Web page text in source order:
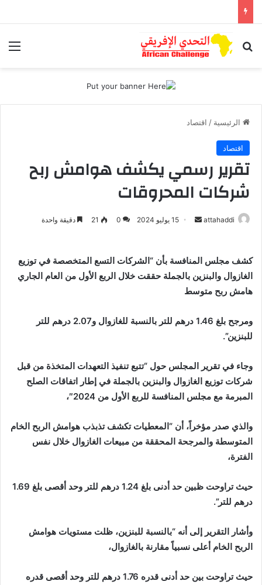
بحث عن
الرئيسية / اقتصاد
اقتصاد
تقرير رسمي يكشف هوامش ربح
شركات المحروقات
attahaddi
أرسل 15 يوليو 2024 0
21 دقيقة واحدة
كشف مجلس المنافسة بأن “الشركات التسع المتخصصة في توزيع
الغازوال والبنزين بالجملة حققت خلال الربع الأول من العام الجاري
هامش ربح متوسط
ومرجح بلغ 1.46 درهم للتر بالنسبة للغازوال و2.07 درهم للتر
للبنزين”.
وجاء في تقرير المجلس حول “تتبع تنفيذ التعهدات المتخذة من قبل
شركات توزيع الغازوال والبنزين بالجملة في إطار اتفاقات الصلح
المبرمة مع مجلس المنافسة للربع الأول من 2024″،
والذي صدر مؤخراً، أن “المعطيات تكشف تذبذب هوامش الربح الخام
المتوسطة والمرجحة المحققة من مبيعات الغازوال خلال نفس
الفترة،
حيث تراوحت ظبين حد أدنى بلغ 1.24 درهم للتر وحد أقصى بلغ 1.69
درهم للتر”.
وأشار التقرير إلى أنه “بالنسبة للبنزين، ظلت مستويات هوامش
الربح الخام أعلى نسبياً مقارنة بالغازوال،
حيث تراوحت بين حد أدنى قدره 1.76 درهم للتر وحد أقصى قدره